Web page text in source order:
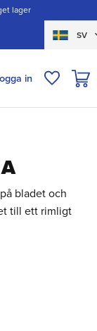
lager
SV
in
bladet och
till ett rimligt